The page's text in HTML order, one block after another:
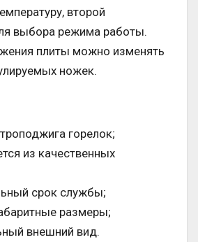
второй
выбора режима работы.
плиты можно изменять
ножек.
горелок;
из качественных
срок службы;
размеры;
внешний вид.